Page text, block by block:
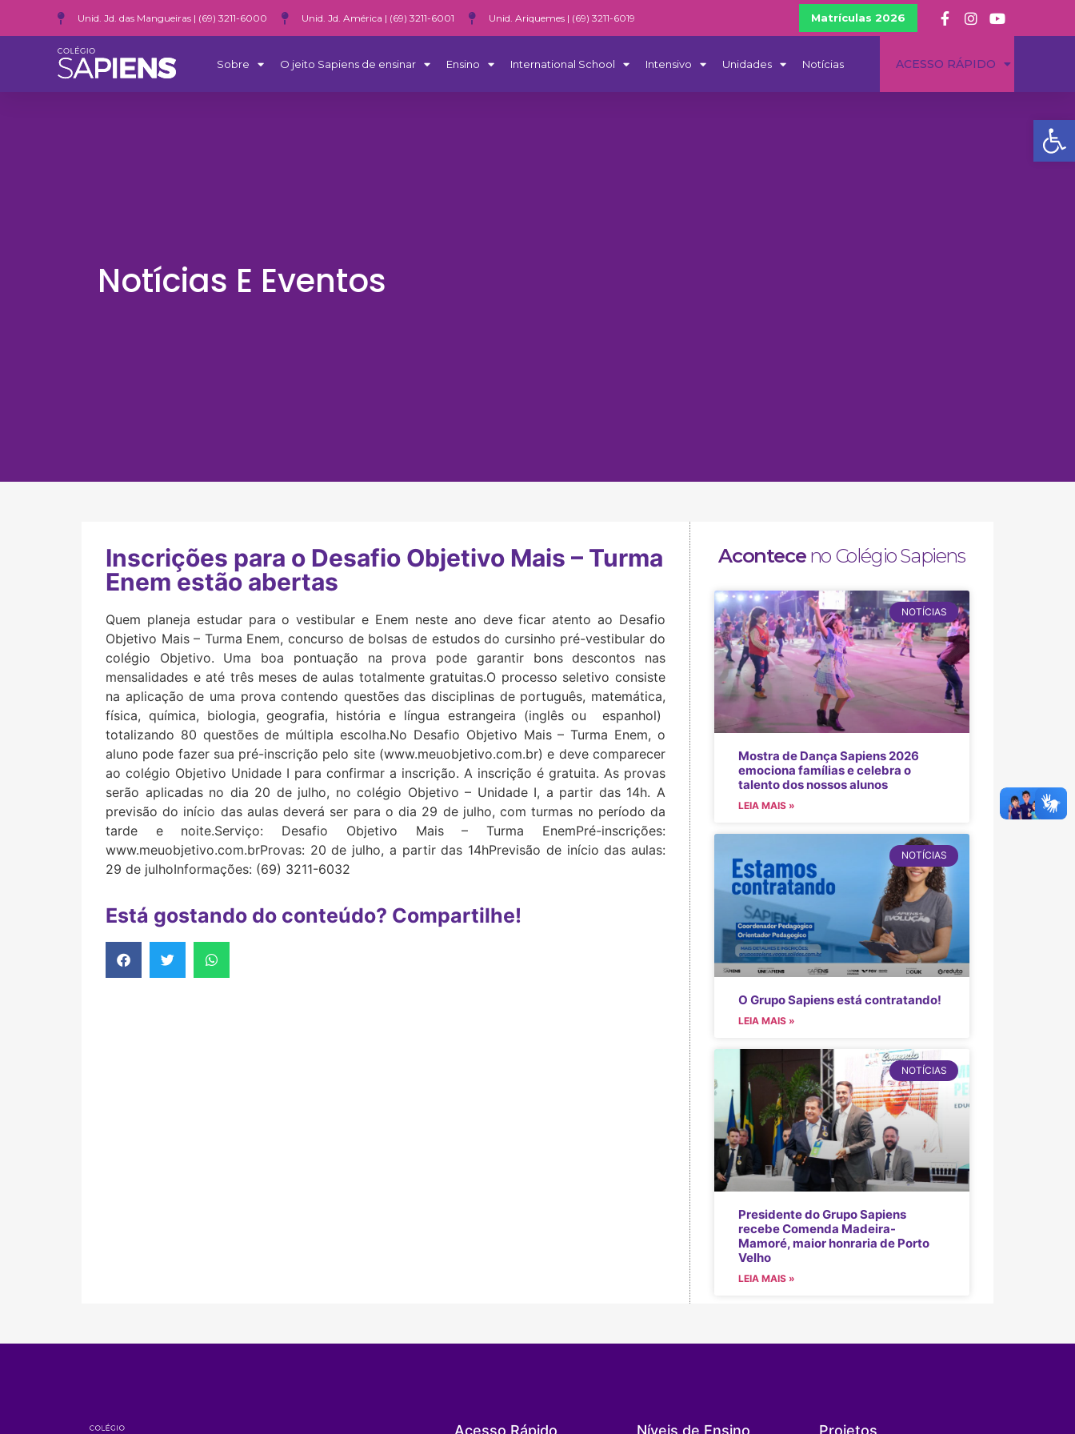
Unid. Jd. das Mangueiras | (69) 3211-6000 Unid. Jd. América | (69) 3211-6001 Unid. Ariquemes | (69) 3211-6019 Matrículas 2026
Sobre O jeito Sapiens de ensinar Ensino International School Intensivo Unidades Notícias ACESSO RÁPIDO
Notícias E Eventos
Inscrições para o Desafio Objetivo Mais – Turma
Enem estão abertas
Quem planeja estudar para o vestibular e Enem neste ano deve ficar atento ao Desafio
Objetivo Mais – Turma Enem, concurso de bolsas de estudos do cursinho pré-vestibular do
colégio Objetivo. Uma boa pontuação na prova pode garantir bons descontos nas
mensalidades e até três meses de aulas totalmente gratuitas.O processo seletivo consiste
na aplicação de uma prova contendo questões das disciplinas de português, matemática,
física, química, biologia, geografia, história e língua estrangeira (inglês ou espanhol)
totalizando 80 questões de múltipla escolha.No Desafio Objetivo Mais – Turma Enem, o
aluno pode fazer sua pré-inscrição pelo site (www.meuobjetivo.com.br) e deve comparecer
ao colégio Objetivo Unidade I para confirmar a inscrição. A inscrição é gratuita. As provas
serão aplicadas no dia 20 de julho, no colégio Objetivo – Unidade I, a partir das 14h. A
previsão do início das aulas deverá ser para o dia 29 de julho, com turmas no período da
tarde e noite.Serviço: Desafio Objetivo Mais – Turma EnemPré-inscrições:
www.meuobjetivo.com.brProvas: 20 de julho, a partir das 14hPrevisão de início das aulas:
29 de julhoInformações: (69) 3211-6032
Está gostando do conteúdo? Compartilhe!
Aconteceno Colégio Sapiens
NOTÍCIAS
Mostra de Dança Sapiens 2026
emociona famílias e celebra o
talento dos nossos alunos
LEIA MAIS »
NOTÍCIAS
O Grupo Sapiens está contratando!
LEIA MAIS »
NOTÍCIAS
Presidente do Grupo Sapiens
recebe Comenda Madeira-
Mamoré, maior honraria de Porto
Velho
LEIA MAIS »